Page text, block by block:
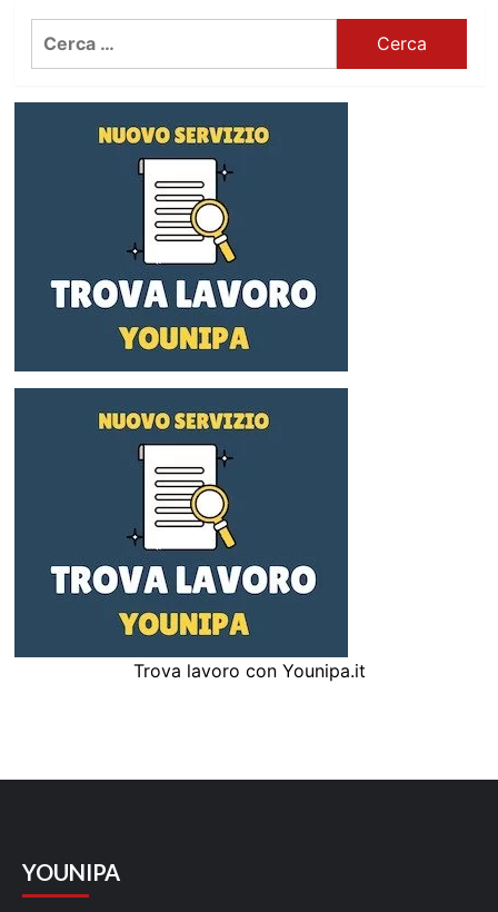
Trova lavoro con Younipa.it
YOUNIPA